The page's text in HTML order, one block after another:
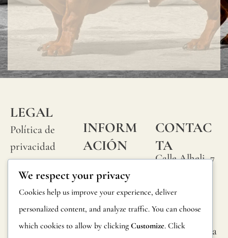
LEGAL
Política de
privacidad
Política de
cookies
Condiciones
generales
INFORM
ACIÓN
Preguntas
frecuentes
Información
productos
CONTAC
TA
Calle Alheli, 7
de la Victoria
Málaga,
España
hola@jamesma
We respect your privacy
Cookies help us improve your experience, deliver
personalized content, and analyze traffic. You can choose
which cookies to allow by clicking Customize. Click